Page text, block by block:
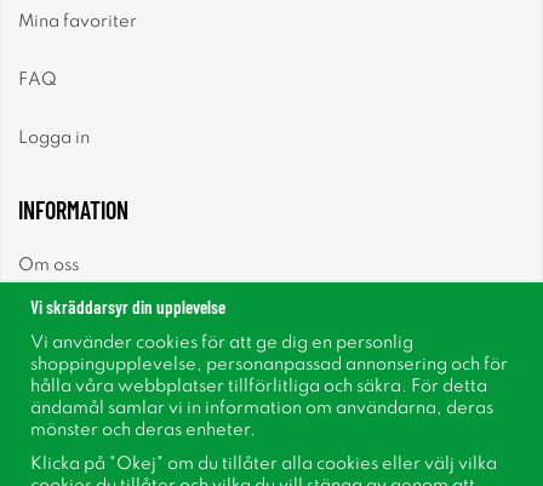
Mina favoriter
FAQ
Logga in
INFORMATION
Om oss
Nyhetsbrev
Om cookies
Vi skräddarsyr din upplevelse
Vi använder cookies för att ge dig en personlig
shoppingupplevelse, personanpassad annonsering och för
hålla våra webbplatser tillförlitliga och säkra. För detta
ändamål samlar vi in information om användarna, deras
mönster och deras enheter.
Klicka på "Okej" om du tillåter alla cookies eller välj vilka